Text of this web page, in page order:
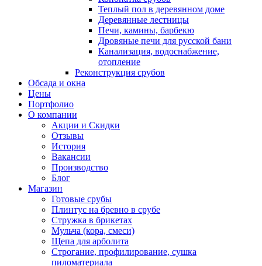
Теплый пол в деревянном доме
Деревянные лестницы
Печи, камины, барбекю
Дровяные печи для русской бани
Канализация, водоснабжение,
отопление
Реконструкция срубов
Обсада и окна
Цены
Портфолио
О компании
Акции и Скидки
Отзывы
История
Вакансии
Производство
Блог
Магазин
Готовые срубы
Плинтус на бревно в срубе
Стружка в брикетах
Мульча (кора, смеси)
Щепа для арболита
Строгание, профилирование, сушка
пиломатериала